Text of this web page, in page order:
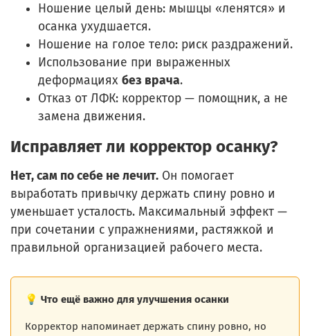
Ношение целый день: мышцы «ленятся» и
осанка ухудшается.
Ношение на голое тело: риск раздражений.
Использование при выраженных
деформациях без врача.
Отказ от ЛФК: корректор — помощник, а не
замена движения.
Исправляет ли корректор осанку?
Нет, сам по себе не лечит. Он помогает
выработать привычку держать спину ровно и
уменьшает усталость. Максимальный эффект —
при сочетании с упражнениями, растяжкой и
правильной организацией рабочего места.
💡 Что ещё важно для улучшения осанки
Корректор напоминает держать спину ровно, но